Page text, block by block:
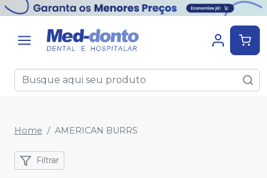
Home AMERICAN BURRS
Filtrar